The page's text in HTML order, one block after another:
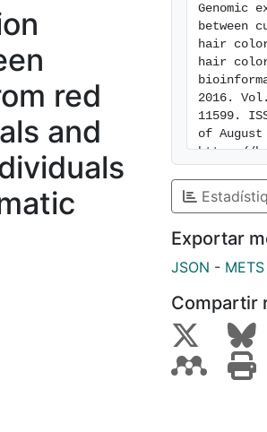
red
and
Genomic
between
hair
hair
2016.
11599.
of
https://
Exportar
JSON - METS
Compartir